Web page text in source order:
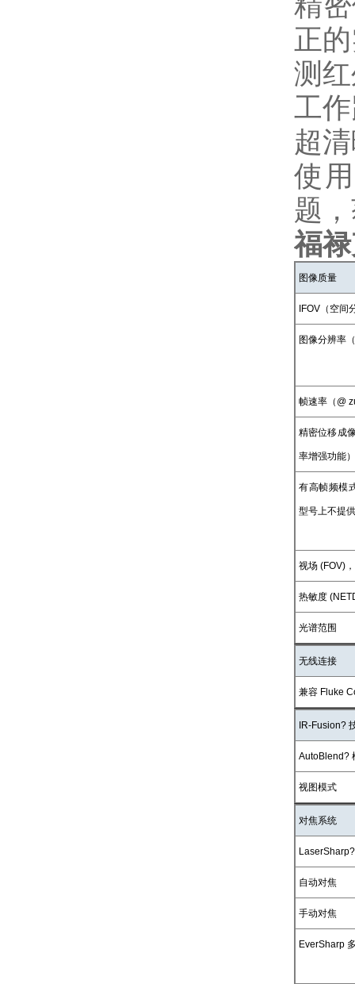
正
测
工
超
使
题
福
图像质量
IFOV（空间
图像分辨率
帧速率（@
精密位移成
率增强功能
有高帧频模
型号上不提
视场 (FOV)
热敏度
光谱范围
无线连接
兼容 Fluke
IR-Fusion?
AutoBlend?
视图模式
对焦系统
自动对焦
手动对焦
EverSharp